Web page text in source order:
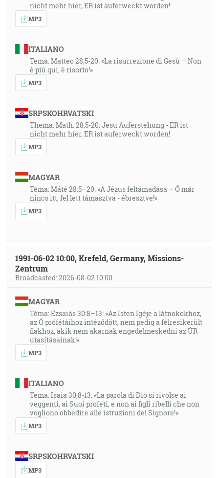
nicht mehr hier, ER ist auferweckt worden!
MP3
ITALIANO
Tema: Matteo 28,5-20: «La risurrezione di Gesù – Non
è più qui, è risorto!»
MP3
SRPSKOHRVATSKI
Thema: Math. 28,5-20: Jesu Auferstehung - ER ist
nicht mehr hier, ER ist auferweckt worden!
MP3
MAGYAR
Téma: Máté 28:5–20: »A Jézus feltámadása – Ő már
nincs itt, fel lett támasztva - ébresztve!«
MP3
1991-06-02 10:00, Krefeld, Germany, Missions-
Zentrum
Broadcasted: 2026-08-02 10:00
MAGYAR
Téma: Ézsaiás 30:8–13: »Az Isten Igéje a látnokokhoz,
az Ő prófétáihoz intéződött, nem pedig a félresikerült
fiakhoz, akik nem akarnak engedelmeskedni az ÚR
utasításainak!«
MP3
ITALIANO
Tema: Isaia 30,8-13: «La parola di Dio si rivolse ai
veggenti, ai Suoi profeti, e non ai figli ribelli che non
vogliono obbedire alle istruzioni del Signore!»
MP3
SRPSKOHRVATSKI
MP3